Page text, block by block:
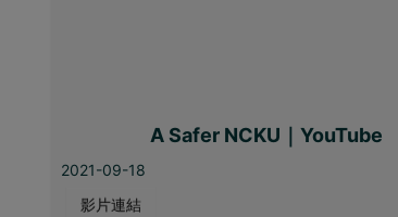
A Safer NCKU｜YouTube
2021-09-18
影片連結